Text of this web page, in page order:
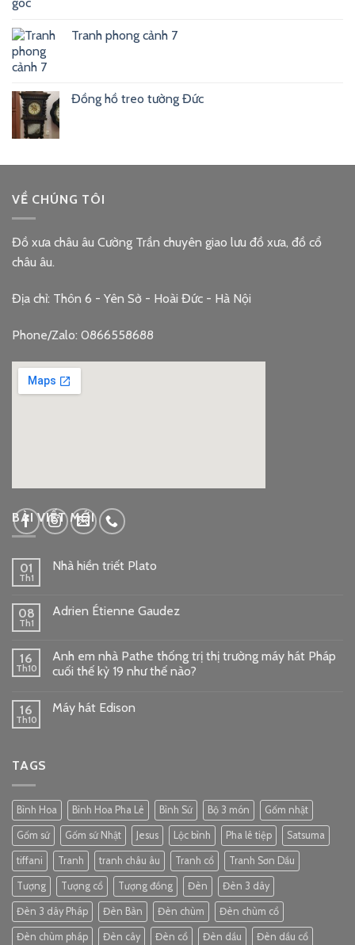
Tranh phong cảnh 7
Đồng hồ treo tường Đức
VỀ CHÚNG TÔI
Đồ xưa châu âu Cường Trần chuyên giao lưu đồ xưa, đồ cổ
châu âu.
Địa chỉ: Thôn 6 - Yên Sở - Hoài Đức - Hà Nội
Phone/Zalo: 0866558688
BÀI VIẾT MỚI
01
Th1
Nhà hiền triết Plato
08
Th1
Adrien Étienne Gaudez
16
Th10
Anh em nhà Pathe thống trị thị trường máy hát Pháp
cuối thế kỷ 19 như thế nào?
16
Th10
Máy hát Edison
TAGS
Bình Hoa Bình Hoa Pha Lê Bình Sứ Bộ 3 món Gốm nhật
Gốm sứ Gốm sứ Nhật Jesus Lộc bình Pha lê tiệp Satsuma
tiffani Tranh tranh châu âu Tranh cổ Tranh Sơn Dầu
Tượng Tượng cổ Tượng đồng Đèn Đèn 3 dây
Đèn 3 dây Pháp Đèn Bàn Đèn chùm Đèn chùm cổ
Đèn chùm pháp Đèn cây Đèn cổ Đèn dầu Đèn dầu cổ